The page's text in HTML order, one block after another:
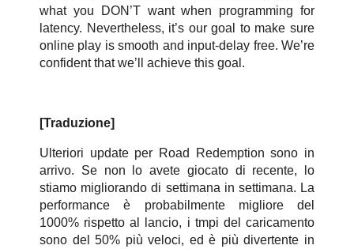
what you DON’T want when programming for
latency. Nevertheless, it’s our goal to make sure
online play is smooth and input-delay free. We’re
confident that we’ll achieve this goal.
[Traduzione]
Ulteriori update per Road Redemption sono in
arrivo. Se non lo avete giocato di recente, lo
stiamo migliorando di settimana in settimana. La
performance è probabilmente migliore del
1000% rispetto al lancio, i tmpi del caricamento
sono del 50% più veloci, ed è più divertente in